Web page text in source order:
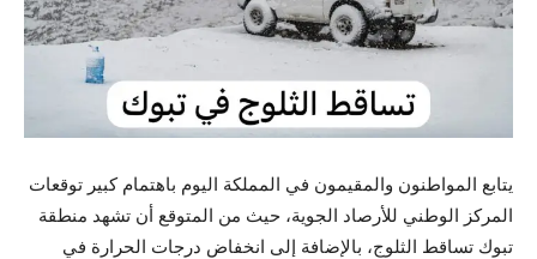
يتابع المواطنون والمقيمون في المملكة اليوم باهتمام كبير توقعات
المركز الوطني للأرصاد الجوية، حيث من المتوقع أن تشهد منطقة
تبوك تساقط الثلوج، بالإضافة إلى انخفاض درجات الحرارة في